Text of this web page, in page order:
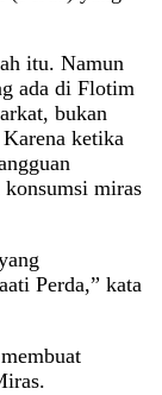
itu. Namun
ada di Flotim
bukan
ketika
miras
Perda,” kata